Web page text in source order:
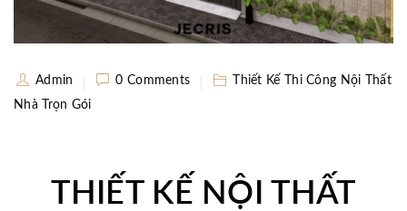
Admin 0 Comments
Thiết Kế Thi Công Nội Thất
Nhà Trọn Gói
THIẾT KẾ NỘI THẤT